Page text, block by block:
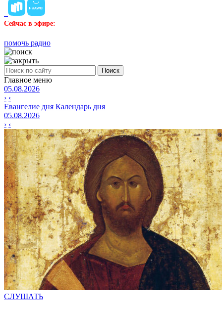
Сейчас в эфире:
помочь радио
Поиск
Главное меню
05.08.2026
› ‹
Евангелие дня Календарь дня
05.08.2026
› ‹
СЛУШАТЬ